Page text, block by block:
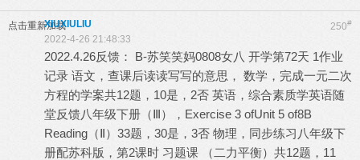
点击重新加载 250#
XIUXIULIU
2022-4-26 21:48:33
2022.4.26反馈： B-苏笑笑妈0808女八 开学第72天 1作业
记录 语文，查课后读读写写的意思， 数学，完成一元二次
方程的学案共12题，10是，2否 英语，综合素质学英语随
堂反馈八年级下册（Ⅲ），Exercise 3 ofUnit 5 of8B
Reading（Ⅱ）33题，30是，3否 物理，同步练习八年级下
册配苏科版，第2课时 习题课 （二力平衡）共12题，11